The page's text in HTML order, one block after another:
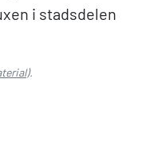
i stadsdelen
).